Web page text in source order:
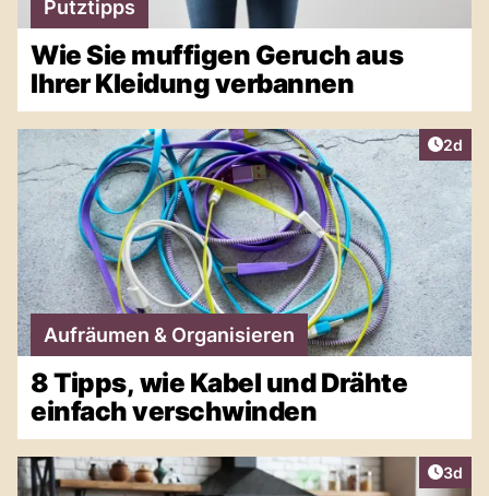
Putztipps
Wie Sie muffigen Geruch aus
Ihrer Kleidung verbannen
2d
Aufräumen & Organisieren
8 Tipps, wie Kabel und Drähte
einfach verschwinden
3d